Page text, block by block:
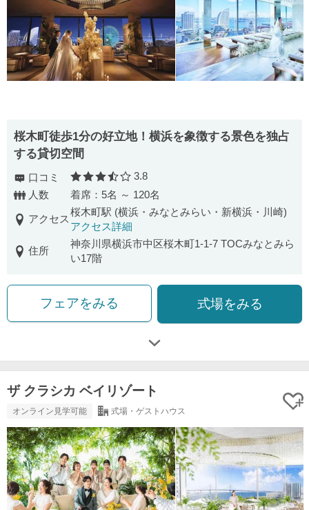
桜木町徒歩1分の好立地！横浜を象徴する景色を独占
する貸切空間
口コミ 口コミ評価
3.8
人数
着席：5名 ～ 120名
アクセス
桜木町駅 (横浜・みなとみらい・新横浜・川崎)
アクセス詳細
住所
神奈川県横浜市中区桜木町1-1-7 TOCみなとみら
い17階
フェアをみる 式場をみる
ザ クラシカ ベイリゾート
オンライン見学可能 式場・ゲストハウス